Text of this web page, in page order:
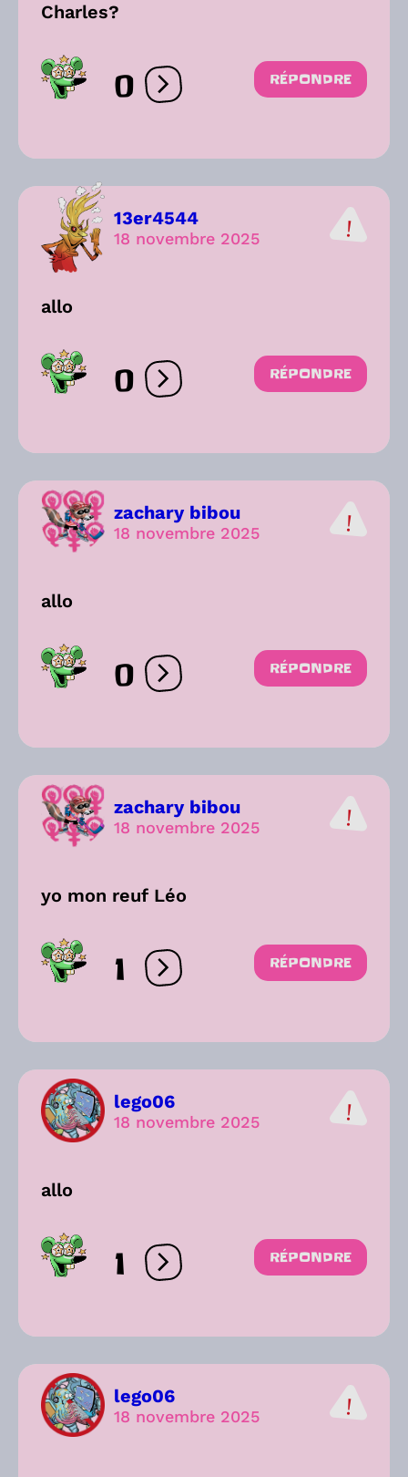
Charles?
0 Ouvrir les réactions
RÉPONDRE
13er4544
18 novembre 2025
allo
0 Ouvrir les réactions
RÉPONDRE
zachary bibou
18 novembre 2025
allo
0 Ouvrir les réactions
RÉPONDRE
zachary bibou
18 novembre 2025
yo mon reuf Léo
1 Ouvrir les réactions
RÉPONDRE
lego06
18 novembre 2025
allo
1 Ouvrir les réactions
RÉPONDRE
lego06
18 novembre 2025